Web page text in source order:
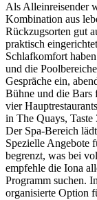
Als Alleinreisender
Kombination aus
Rückzugsorten gut
praktisch
Schlafkomfort
und die
Gespräche ein,
Bühne und die Bars
vier
in The Quays, Taste
Der Spa-Bereich
Spezielle Angebote
begrenzt, was bei
empfehle die Iona
Programm suchen.
organisierte Option